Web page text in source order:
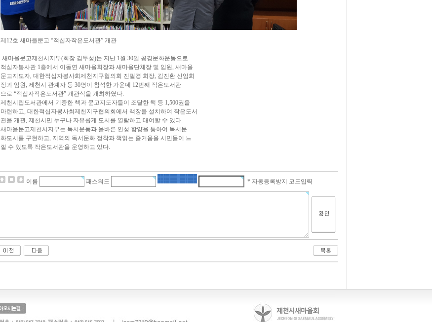
제12호 새마을문고 “적십자작은도서관” 개관
새마을문고제천시지부(회장 김두성)는 지난 1월 30일 공경문화운동으로
적십자봉사관 1층에서 이동연 새마을회장과 새마을단체장 및 임원, 새마을
문고지도자, 대한적십자봉사회제천지구협의회 진필경 회장, 김진환 신임회
장과 임원, 제천시 관계자 등 30명이 참석한 가운데 12번째 작은도서관
으로 “적십자작은도서관” 개관식을 개최하였다.
제천시립도서관에서 기증한 책과 문고지도자들이 조달한 책 등 1,500권을
마련하고, 대한적십자봉사회제천지구협의회에서 책장을 설치하여 작은도서
관을 개관, 제천시민 누구나 자유롭게 도서를 열람하고 대여할 수 있다.
새마을문고제천시지부는 독서운동과 올바른 인성 함양을 통하여 독서문
화도시를 구현하고, 지역의 독서문화 정착과 책읽는 즐거움을 시민들이 느
낄 수 있도록 작은도서관을 운영하고 있다.
이름 패스워드 * 자동등록방지 코드입력